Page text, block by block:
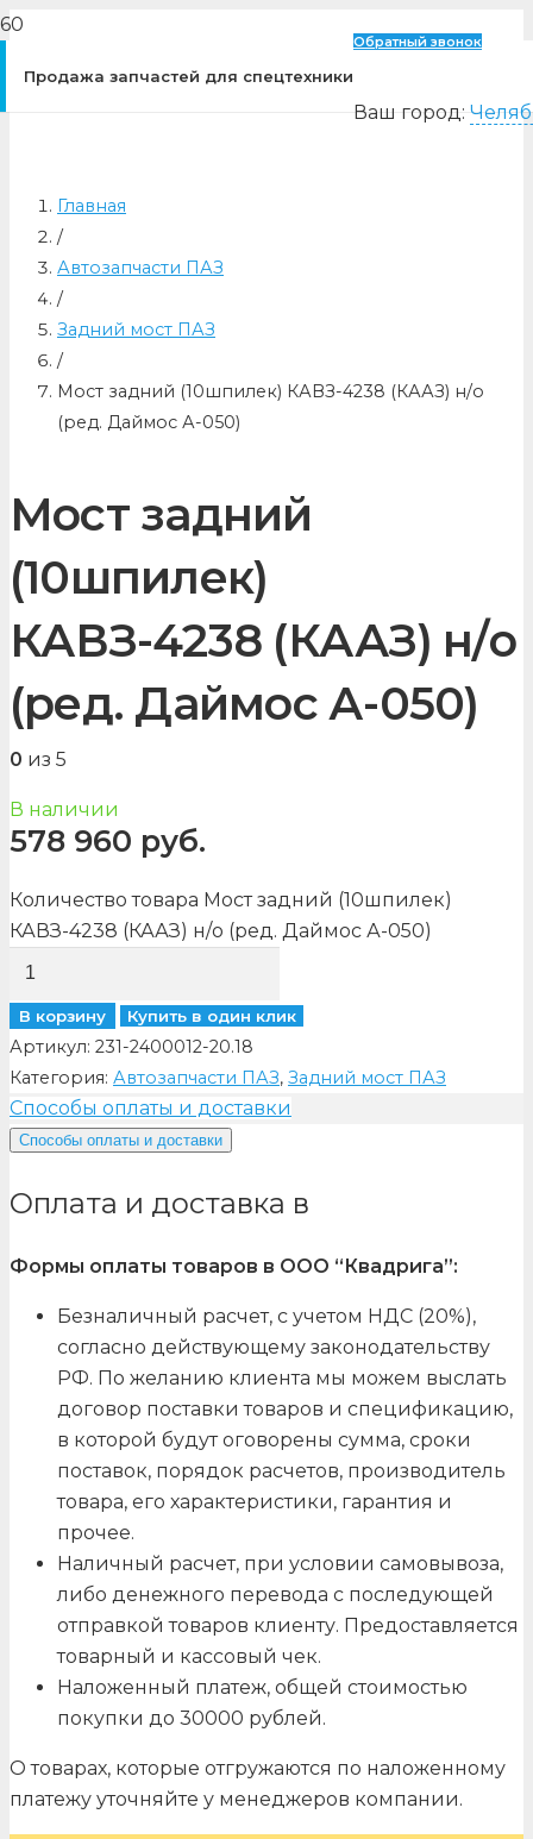
Продажа запчастей для спецтехники
Обратный звонок
Ваш город:
Главная
/
Автозапчасти ПАЗ
/
Задний мост ПАЗ
/
Мост задний (10шпилек) КАВЗ-4238 (КААЗ) н/о
(ред. Даймос А-050)
Мост задний
(10шпилек)
КАВЗ-4238 (КААЗ) н/о
(ред. Даймос А-050)
0 из 5
В наличии
578 960 руб.
Количество товара Мост задний (10шпилек)
КАВЗ-4238 (КААЗ) н/о (ред. Даймос А-050)
В корзину Купить в один клик
Артикул: 231-2400012-20.18
Категория: Автозапчасти ПАЗ, Задний мост ПАЗ
Способы оплаты и доставки
Способы оплаты и доставки
Оплата и доставка в
Формы оплаты товаров в ООО “Квадрига”:
Безналичный расчет, с учетом НДС (20%),
согласно действующему законодательству
РФ. По желанию клиента мы можем выслать
договор поставки товаров и спецификацию,
в которой будут оговорены сумма, сроки
поставок, порядок расчетов, производитель
товара, его характеристики, гарантия и
прочее.
Наличный расчет, при условии самовывоза,
либо денежного перевода с последующей
отправкой товаров клиенту. Предоставляется
товарный и кассовый чек.
Наложенный платеж, общей стоимостью
покупки до 30000 рублей.
О товарах, которые отгружаются по наложенному
платежу уточняйте у менеджеров компании.